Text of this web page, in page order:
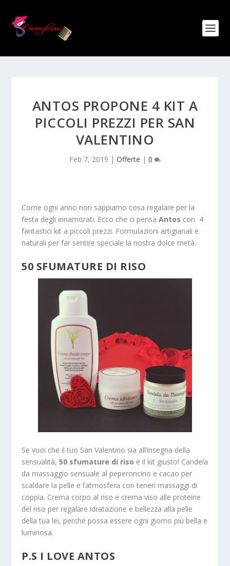
ANTOS PROPONE 4 KIT A
PICCOLI PREZZI PER SAN
VALENTINO
Feb 7, 2019 | Offerte | 0
Come ogni anno non sappiamo cosa regalare per la
festa degli innamorati. Ecco che ci pensaAntos con 4
fantastici kit a piccoli prezzi. Formulazioni artigianali e
naturali per far sentire speciale la nostra dolce metà.
50 SFUMATURE DI RISO
Se vuoi che il tuo San Valentino sia all’insegna della
sensualità, 50 sfumature di riso è il kit giusto! Candela
da massaggio sensuale al peperoncino e cacao per
scaldare la pelle e l’atmosfera con teneri massaggi di
coppia. Crema corpo al riso e crema viso alle proteine
del riso per regalare idratazione e bellezza alla pelle
della tua lei, perché possa essere ogni giorno più bella e
luminosa.
P.S I LOVE ANTOS